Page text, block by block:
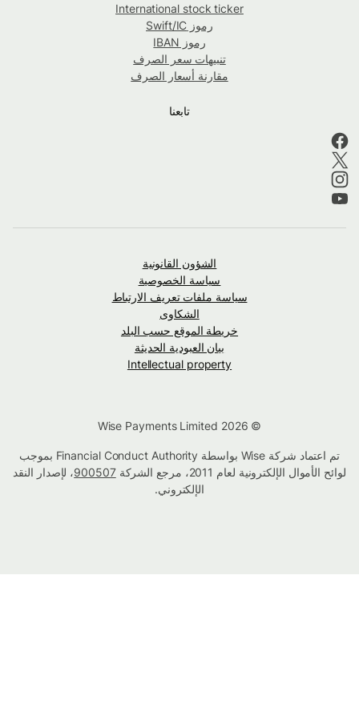
International stock ticker
رموز Swift/IC
رموز IBAN
تنبيهات سعر الصرف
مقارنة أسعار الصرف
تابعنا
الشؤون القانونية
سياسة الخصوصية
سياسة ملفات تعريف الارتباط
الشكاوى
خريطة الموقع حسب البلد
بيان العبودية الحديثة
Intellectual property
تم اعتماد شركة Wise بواسطة Financial Conduct Authority بموجب
لوائح الأموال الإلكترونية لعام 2011، مرجع الشركة
900507، لإصدار النقد
الإلكتروني.